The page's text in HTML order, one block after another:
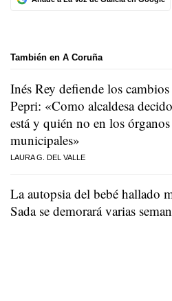
También en A Coruña
Inés Rey defiende los
Pepri: «Como alcaldesa
está y quién no en los órganos
municipales»
LAURA G. DEL VALLE
La autopsia del bebé hallado
Sada se demorará varias